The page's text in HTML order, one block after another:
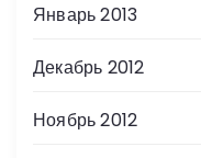
Январь 2013
Декабрь 2012
Ноябрь 2012